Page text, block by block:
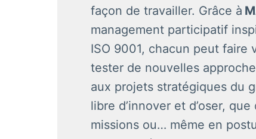
façon de travailler. Grâce à
management participatif
ISO 9001, chacun peut faire
tester de nouvelles
aux projets stratégiques du
libre d’innover et d’oser,
missions ou… même en